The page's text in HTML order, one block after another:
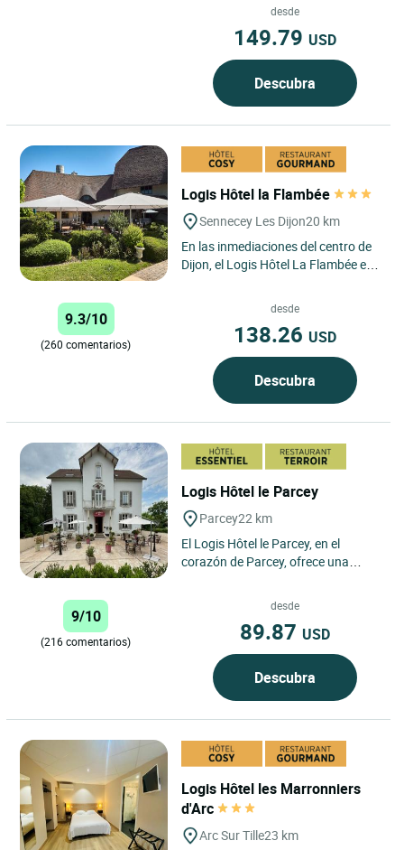
Comté, situado junto...
desde
149.79 USD
Descubra
Logis Hôtel la Flambée
Sennecey Les Dijon20 km
En las inmediaciones del centro de
Dijon, el Logis Hôtel La Flambée en
9.3/10
(260 comentarios)
desde
138.26 USD
Descubra
Logis Hôtel le Parcey
Parcey22 km
El Logis Hôtel le Parcey, en el
corazón de Parcey, ofrece una
9/10
(216 comentarios)
desde
89.87 USD
Descubra
Logis Hôtel les Marronniers
d'Arc
Arc Sur Tille23 km